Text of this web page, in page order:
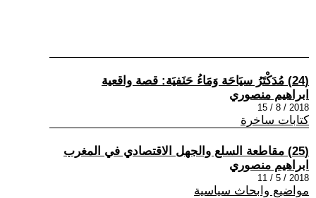
(24) مُدَكْتَرُ سيَاحَة وَمَاءُ حَنَفيَة: قصة واقعية
ابراهيم منصوري
2018 / 8 / 15
كتابات ساخرة
(25) مقاطعة السلع والجهل الاقتصادي في المغرب
ابراهيم منصوري
2018 / 5 / 11
مواضيع وابحاث سياسية